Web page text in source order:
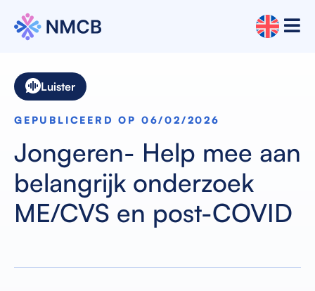
Luister
GEPUBLICEERD OP 06/02/2026
Jongeren- Help mee aan
belangrijk onderzoek
ME/CVS en post-COVID